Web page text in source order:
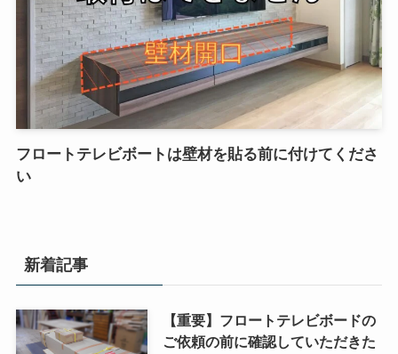
フロートテレビボートは壁材を貼る前に付けてくださ
い
新着記事
【重要】フロートテレビボードの
ご依頼の前に確認していただきた